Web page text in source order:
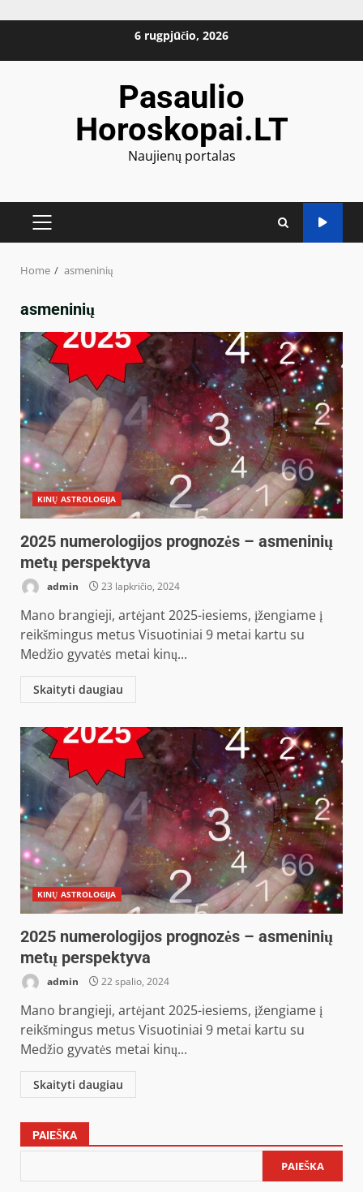
6 rugpjūčio, 2026
Pasaulio
Horoskopai.LT
Naujienų portalas
PRIMARY
Home asmeninių
asmeninių
KINŲ ASTROLOGIJA
2025 numerologijos prognozės – asmeninių
metų perspektyva
admin 23 lapkričio, 2024
Mano brangieji, artėjant 2025-iesiems, įžengiame į
reikšmingus metus Visuotiniai 9 metai kartu su
Medžio gyvatės metai kinų...
Skaityti daugiau
KINŲ ASTROLOGIJA
2025 numerologijos prognozės – asmeninių
metų perspektyva
admin 22 spalio, 2024
Mano brangieji, artėjant 2025-iesiems, įžengiame į
reikšmingus metus Visuotiniai 9 metai kartu su
Medžio gyvatės metai kinų...
Skaityti daugiau
PAIEŠKA
PAIEŠKA